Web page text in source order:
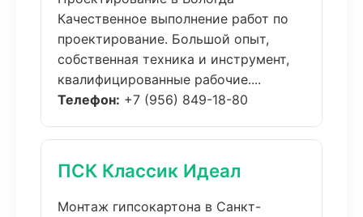
Качественное выполнение работ по
проектирование. Большой опыт,
собственная техника и инструмент,
квалифицированные рабочие....
Телефон: +7 (956) 849-18-80
ПСК Классик Идеал
Монтаж гипсокартона в Санкт-